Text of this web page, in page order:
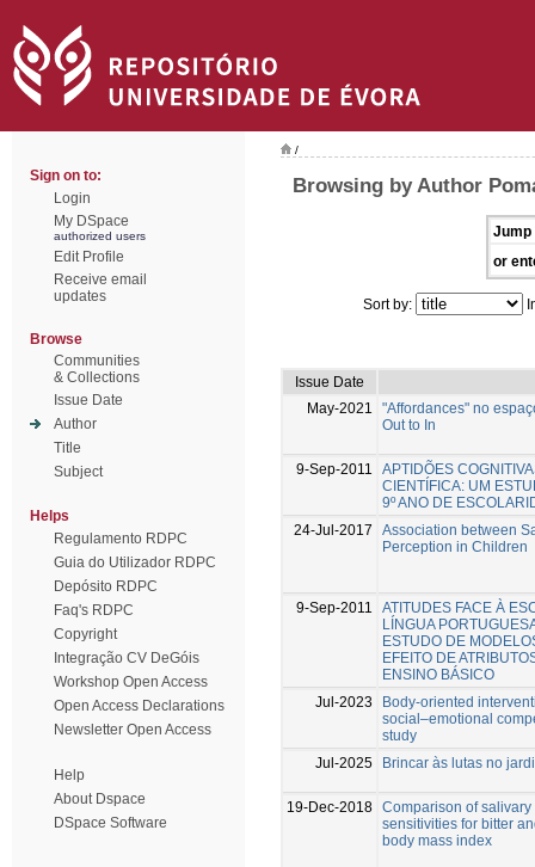
Sign on to:
Login
My DSpace
authorized users
Edit Profile
Receive email
updates
Browse
Communities
& Collections
Issue Date
Author
Title
Subject
Helps
Regulamento RDPC
Guia do Utilizador RDPC
Depósito RDPC
Faq's RDPC
Copyright
Integração CV DeGóis
Workshop Open Access
Open Access Declarations
Newsletter Open Access
Help
About Dspace
DSpace Software
/
Browsing by Author
Jump
or
Sort by:
Issue Date
May-2021
"Affordances" no
Out to In
9-Sep-2011
APTIDÕES
CIENTÍFICA: UM
9º ANO DE
24-Jul-2017
Association between
Perception in Children
9-Sep-2011
ATITUDES FACE À
LÍNGUA
ESTUDO DE
EFEITO DE
ENSINO BÁSICO
Jul-2023
Body-oriented
social–emotional
study
Jul-2025
Brincar às lutas no
19-Dec-2018 Comparison of
sensitivities for bitter
body mass index